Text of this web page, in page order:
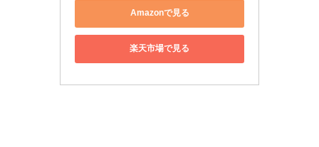
Amazonで見る
楽天市場で見る